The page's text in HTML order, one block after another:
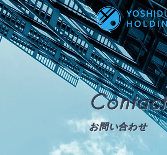
Contact
お問い合わせ